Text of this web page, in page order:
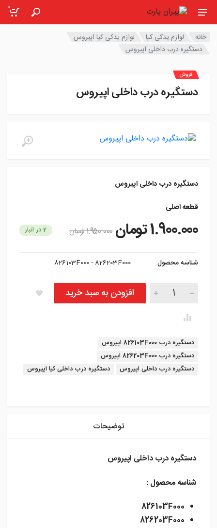
0
خانه لوازم یدکی کیا
لوازم یدکی کیا اپیروس
دستگیره درب داخلی اپیروس
دستگیره درب داخلی اپیروس
دستگیره درب داخلی اپیروس
قطعه اصلی
فروش
1.900.000تومان 1.950.000تومان 2 در انبار
شناسه محصول 826103F000 - 826203F000
دستگیره درب داخلی اپیروس تعدادافزودن به سبد خرید
برچسب:
دستگیره درب 826103F000 اپیروس
دستگیره درب 826203F000 اپیروس
دستگیره درب داخلی اپیروس
دستگیره درب داخلی کیا اپیروس
توضیحات
دستگیره درب داخلی اپیروس
شناسه محصول :
826103F000
826203F000